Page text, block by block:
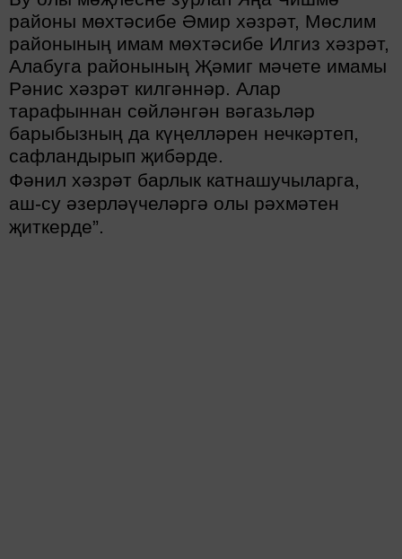
районы мөхтәсибе Әмир хәзрәт, Мөслим
районының имам мөхтәсибе Илгиз хәзрәт,
Алабуга районының Җәмиг мәчете имамы
Рәнис хәзрәт килгәннәр. Алар
тарафыннан сөйләнгән вәгазьләр
барыбызның да күңелләрен нечкәртеп,
сафландырып җибәрде.
Фәнил хәзрәт барлык катнашучыларга,
аш-су әзерләүчеләргә олы рәхмәтен
җиткерде”.